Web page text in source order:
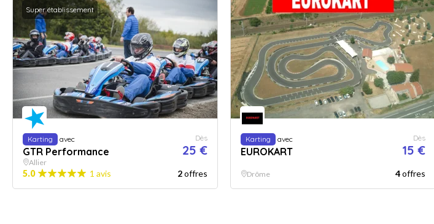
Super établissement
Karting avec
GTR Performance
Dès
25 €
Allier
5.0 1 avis 2offres
Karting avec
EUROKART
Dès
15 €
Drôme 4offres